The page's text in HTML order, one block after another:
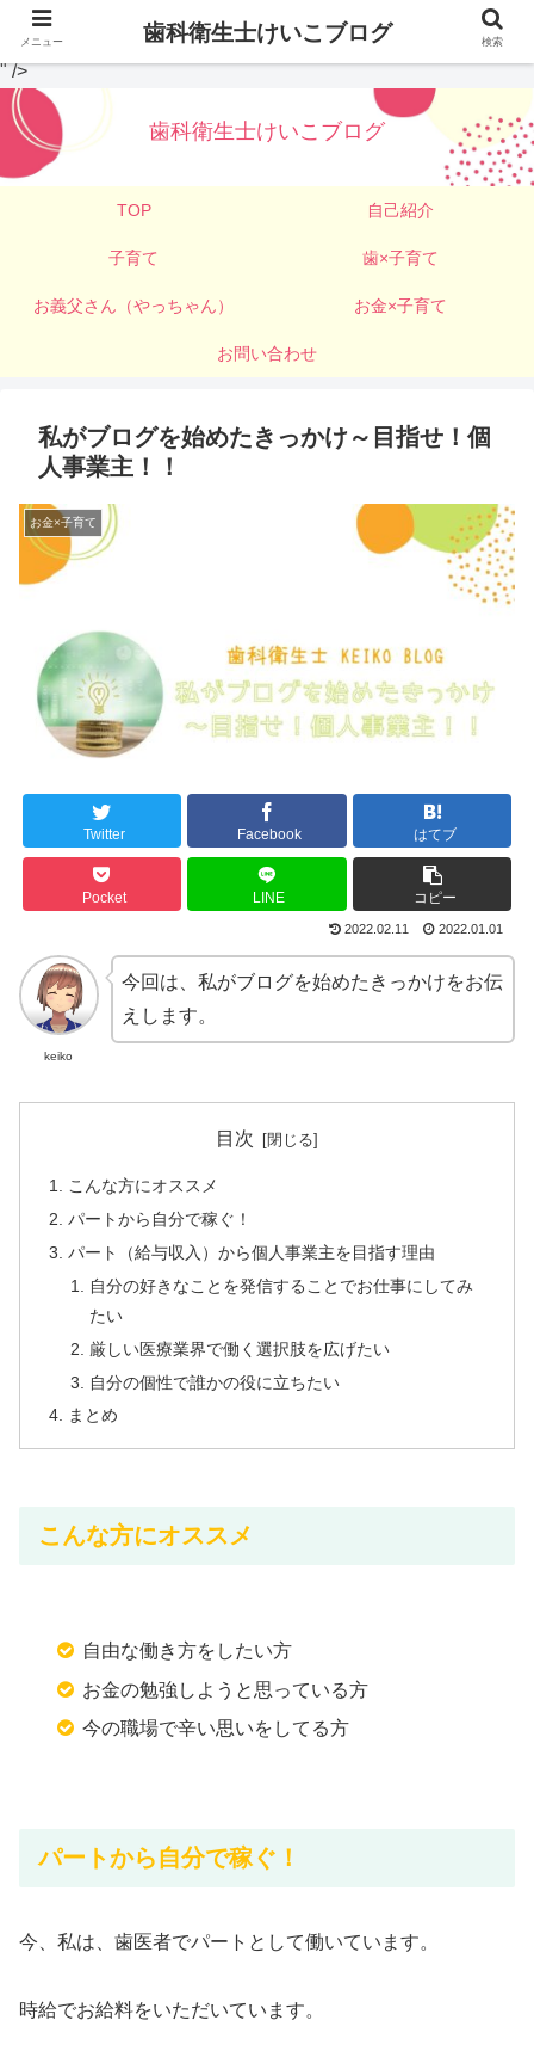
" />
歯科衛生士けいこブログ
TOP 自己紹介
子育て 歯×子育て
お義父さん（やっちゃん） お金×子育て
お問い合わせ
私がブログを始めたきっかけ～目指せ！個
人事業主！！
お金×子育て
Twitter Facebook はてブ
Pocket LINE コピー
2022.02.11 2022.01.01
keiko
今回は、私がブログを始めたきっかけをお伝
えします。
目次
こんな方にオススメ
パートから自分で稼ぐ！
パート（給与収入）から個人事業主を目指す理由
自分の好きなことを発信することでお仕事にしてみ
たい
厳しい医療業界で働く選択肢を広げたい
自分の個性で誰かの役に立ちたい
まとめ
こんな方にオススメ
自由な働き方をしたい方
お金の勉強しようと思っている方
今の職場で辛い思いをしてる方
パートから自分で稼ぐ！
今、私は、歯医者でパートとして働いています。
時給でお給料をいただいています。
メニュー 歯科衛生士けいこブログ 検索